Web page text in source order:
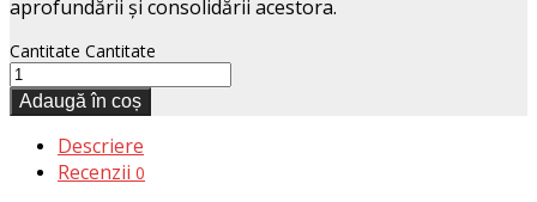
aprofundării şi consolidării acestora.
Cantitate Cantitate
Adaugă în coș
Descriere
Recenzii 0